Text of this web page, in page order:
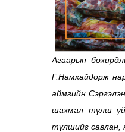
Агаарын
Г.Намхайдорж
аймгийн
шахмал түлш
түлшийг савлан,